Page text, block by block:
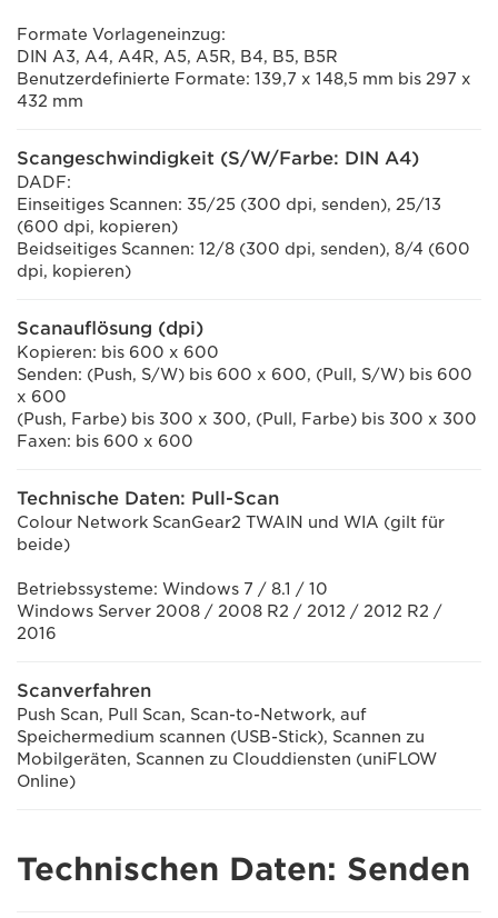
Formate Vorlageneinzug:
DIN A3, A4, A4R, A5, A5R, B4, B5, B5R
Benutzerdefinierte Formate: 139,7 x 148,5 mm bis 297 x
432 mm
Scangeschwindigkeit (S/W/Farbe: DIN A4)
DADF:
Einseitiges Scannen: 35/25 (300 dpi, senden), 25/13
(600 dpi, kopieren)
Beidseitiges Scannen: 12/8 (300 dpi, senden), 8/4 (600
dpi, kopieren)
Scanauflösung (dpi)
Kopieren: bis 600 x 600
Senden: (Push, S/W) bis 600 x 600, (Pull, S/W) bis 600
x 600
(Push, Farbe) bis 300 x 300, (Pull, Farbe) bis 300 x 300
Faxen: bis 600 x 600
Technische Daten: Pull-Scan
Colour Network ScanGear2 TWAIN und WIA (gilt für
beide)
Betriebssysteme: Windows 7 / 8.1 / 10
Windows Server 2008 / 2008 R2 / 2012 / 2012 R2 /
2016
Scanverfahren
Push Scan, Pull Scan, Scan-to-Network, auf
Speichermedium scannen (USB-Stick), Scannen zu
Mobilgeräten, Scannen zu Clouddiensten (uniFLOW
Online)
Technischen Daten: Senden